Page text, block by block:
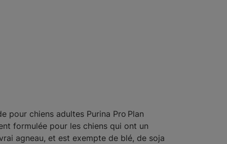
pour chiens adultes Purina Pro Plan
formulée pour les chiens qui ont un
agneau, et est exempte de blé, de soja